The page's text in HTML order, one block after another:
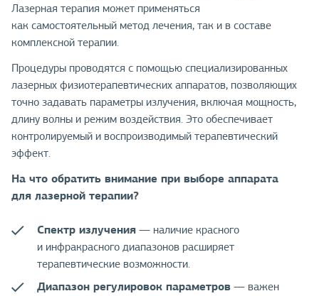
Лазерная терапия может применяться
как самостоятельный метод лечения, так и в составе
комплексной терапии.
Процедуры проводятся с помощью специализированных
лазерных физиотерапевтических аппаратов, позволяющих
точно задавать параметры излучения, включая мощность,
длину волны и режим воздействия. Это обеспечивает
контролируемый и воспроизводимый терапевтический
эффект.
На что обратить внимание при выборе аппарата
для лазерной терапии?
Спектр излучения — наличие красного
и инфракрасного диапазонов расширяет
терапевтические возможности.
Диапазон регулировок параметров — важен